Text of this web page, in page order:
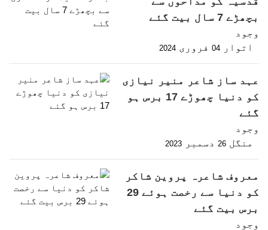
بچھڑے 7 سال بیت گئے
وجود
اتوار 04 فروری 2024
عہد ساز شاعر منیر نیازی
کو دنیا چھوڑے 17 برس ہو
گئے
وجود
منگل 26 دسمبر 2023
معروف شاعرہ پروین شاکر
کو دنیا سے رخصت ہوئے 29
برس بیت گئے
وجود